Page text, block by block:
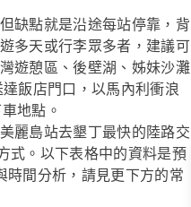
缺點就是沿途每站停靠，背
多天或行李眾多者，建議可
遊憩區、後壁湖、姊妹沙灘
飯店門口，以馬內利衝浪
地點。
麗島站去墾丁最快的陸路交
式。以下表格中的資料是預
時間分析，請見更下方的常